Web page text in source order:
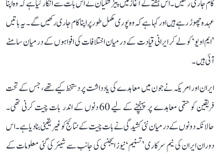
کام جاری رکھیں۔ اس ہفتے کے آغاز میں پیزشکیان نے اس بات سے انکار کیا ہے کہ وہ اپنا
عہدہ چھوڑ رہے ہیں اور کہا ہے کہ وہ پوری مکمل طور پر اپنا کام جاری رکھیں گے۔ یہ باتیں
’ایم او یو‘ کو لے کر ایرانی قیادت کے درمیان اختلافات کی افواہوں کے درمیان سامنے
آئی ہیں۔
ایران اور امریکہ نے جون میں معاہدے کی یادداشت پر دستخط کیے تھے، جس کے تحت
فریقین کو حتمی معاہدے پر پہنچنے کے لیے 60 دنوں کے اندر بات چیت کرنی تھی۔
حالانکہ دونوں کے درمیان نئی کشیدگی نے بات چیت کے نتائج کو غیر یقینی بنا دیا ہے۔ اس
دوران ایران کی نیم سرکاری ’تسنیم‘ نیوز ایجنسی کی جانب سے شیئر کی گئی معلومات کے